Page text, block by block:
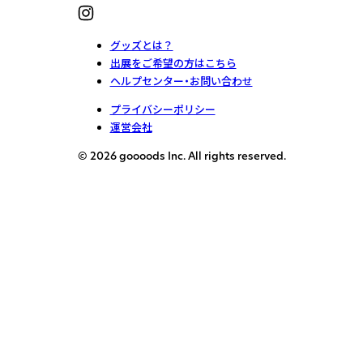
グッズとは？
出展をご希望の方はこちら
ヘルプセンター・お問い合わせ
プライバシーポリシー
運営会社
© 2026 goooods Inc. All rights reserved.